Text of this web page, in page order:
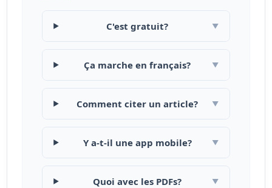
C'est gratuit? ▼
Ça marche en français? ▼
Comment citer un article? ▼
Y a-t-il une app mobile? ▼
Quoi avec les PDFs? ▼